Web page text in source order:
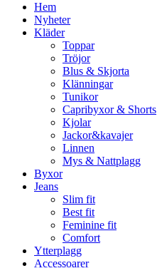
Hem
Nyheter
Kläder
Toppar
Tröjor
Blus & Skjorta
Klänningar
Tunikor
Capribyxor & Shorts
Kjolar
Jackor&kavajer
Linnen
Mys & Nattplagg
Byxor
Jeans
Slim fit
Best fit
Feminine fit
Comfort
Ytterplagg
Accessoarer